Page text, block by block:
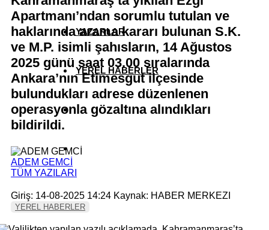
YAZARLAR
YEREL HABERLER
Apartmanı’ndan sorumlu tutulan ve
haklarında arama kararı bulunan S.K.
ve M.P. isimli şahısların, 14 Ağustos
2025 günü saat 03.00 sıralarında
Ankara’nın Etimesgut ilçesinde
bulundukları adrese düzenlenen
operasyonla gözaltına alındıkları
bildirildi.
ADEM GEMCİ
TÜM YAZILARI
Giriş: 14-08-2025 14:24 Kaynak: HABER MERKEZI
YEREL HABERLER